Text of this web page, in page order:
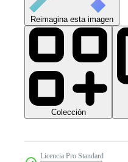
Reimagina esta imagen
Colección
Licencia Pro Standard